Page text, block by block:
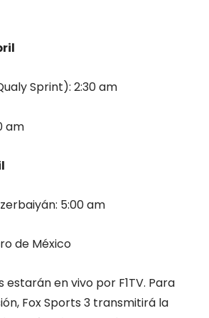
Sprint): 2:30 am
am
5:00 am
de México
estarán en vivo por F1TV. Para
Fox Sports 3 transmitirá la